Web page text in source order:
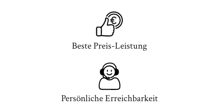
Beste Preis-Leistung
Persönliche Erreichbarkeit